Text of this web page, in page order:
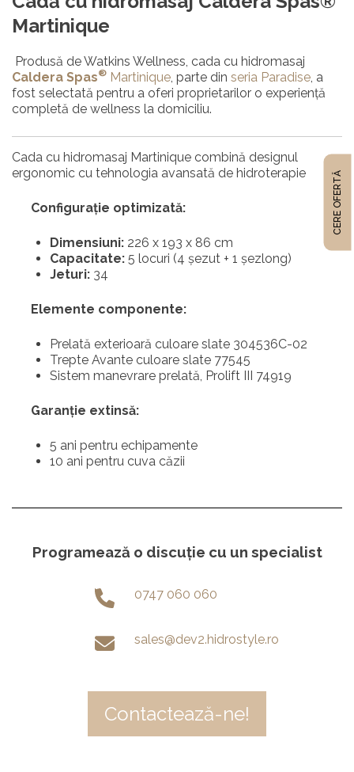
Martinique
Produsă de Watkins Wellness, cada cu hidromasaj
Caldera Spas® Martinique, parte din seria Paradise, a
fost selectată pentru a oferi proprietarilor o experiență
completă de wellness la domiciliu.
Cada cu hidromasaj Martinique combină designul
ergonomic cu tehnologia avansată de hidroterapie
Configurație optimizată:
Dimensiuni: 226 x 193 x 86 cm
Capacitate: 5 locuri (4 șezut + 1 șezlong)
Jeturi: 34
Elemente componente:
Prelată exterioară culoare slate 304536C-02
Trepte Avante culoare slate 77545
Sistem manevrare prelată, Prolift III 74919
Garanție extinsă:
5 ani pentru echipamente
10 ani pentru cuva căzii
Programează o discuție cu un specialist
0747 060 060
sales@dev2.hidrostyle.ro
Contactează-ne!
CERE OFERTĂ